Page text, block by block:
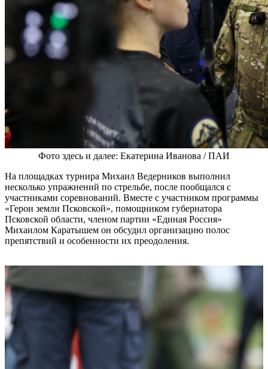
Фото здесь и далее: Екатерина Иванова / ПАИ
На площадках турнира Михаил Ведерников выполнил
несколько упражнений по стрельбе, после пообщался с
участниками соревнований. Вместе с участником программы
«Герои земли Псковской», помощником губернатора
Псковской области, членом партии «Единая Россия»
Михаилом Каратышем он обсудил организацию полос
препятствий и особенности их преодоления.